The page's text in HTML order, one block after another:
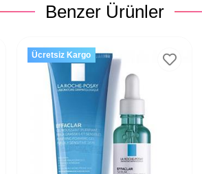
Benzer Ürünler
Ücretsiz Kargo